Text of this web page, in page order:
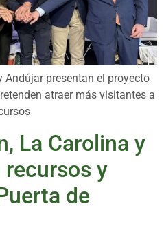
Andújar presentan el proyecto
atraer más visitantes a
La Carolina y
recursos y
de